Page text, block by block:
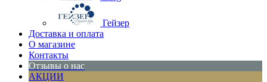
Гейзер
Доставка и оплата
О магазине
Контакты
Отзывы о нас
АКЦИИ